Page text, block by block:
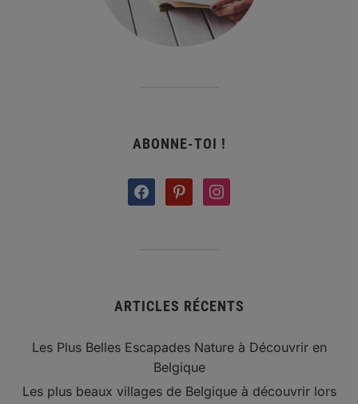
ABONNE-TOI !
facebookpinterestinstagram
ARTICLES RÉCENTS
Les Plus Belles Escapades Nature à Découvrir en
Belgique
Les plus beaux villages de Belgique à découvrir lors